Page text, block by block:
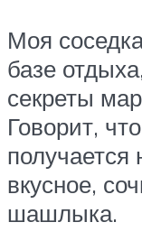
Моя
базе
секреты
Говорит,
вкусное,
шашлыка.